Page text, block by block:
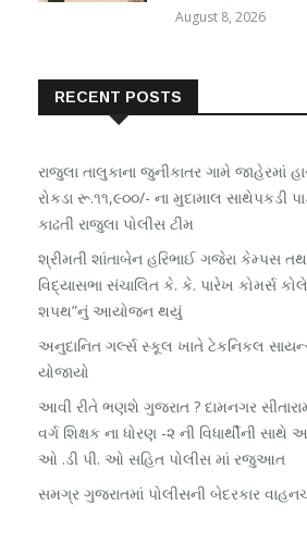
August 8, 2026
RECENT POSTS
રાજુલા તાલુકાના જુનીકાતર ગામે જાહેરમાં
રોકડા રૂ.૧૧,૯૦૦/- ના મુદામાલ સાથેપકડી
કાઢતી રાજુલા પોલીસ ટીમ
શ્રીમતી શાંતાબેન હરિભાઈ ગજેરા કેમ્પસ
વિદ્યાસભા સંચાલિત કે. કે. પારેખ કોમર્સ
શપથ”નું આયોજન થયું
અનુદાનિત ગર્લ્સ સ્કૂલ ખાતે ટેકનિકલ
યોજાયો
આવી રીતે ભણશે ગુજરાત ? દામનગર
વર્ગ શિક્ષક ના ધોરણ -૨ ની વિધાર્થીની
ઓ .ડી પી. ઓ સહિત પોલીસ માં રજુઆત
સમગ્ર ગુજરાતમાં પોલીસની બેદરકાર